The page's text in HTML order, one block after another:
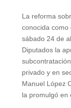
La reforma
conocida como
sábado 24 de
Diputados la
privado y en
Manuel López
la promulgó en